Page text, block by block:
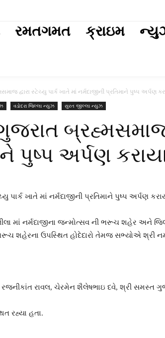
રમતગમત ક્રાઇમ
દ્વારા સ્ટેચ્યુ પાર્ક ખાતે માં નર્મદાજીની પ્રતિમાને પુષ્પ અર્પણ
વડોદરા જિલ્લા ન્યુઝ સુરત જીલ્લા ન્યુઝ
બ્રહ્મસમાજ
પુષ્પ અર્પણ
માં નર્મદાજીના જન્મોત્સવ ની ભરૂચ શહેર અને
શહેરના ઉપસ્થિત હોદેદારો તેમજ સભ્યોએ શ્રી
રજનીકાંત રાવલ, ચેરમેન શૈલેષભાઇ દવે, શ્રી
રહ્યા હતા.